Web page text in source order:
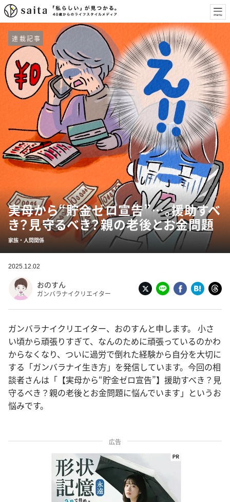
連載記事
実母から“貯金ゼロ宣告”…。援助すべ
き？見守るべき？親の老後とお金問題
家族・人間関係
2025.12.02
おのすん
ガンバラナイクリエイター
ガンバラナイクリエイター、おのすんと申します。 小さ
い頃から頑張りすぎて、なんのために頑張っているのかわ
からなくなり、ついに過労で倒れた経験から自分を大切に
する「ガンバラナイ生き方」を発信しています。今回の相
談者さんは「【実母から“貯金ゼロ宣告”】援助すべき？見
守るべき？親の老後とお金問題に悩んでいます」というお
悩みです。
広告